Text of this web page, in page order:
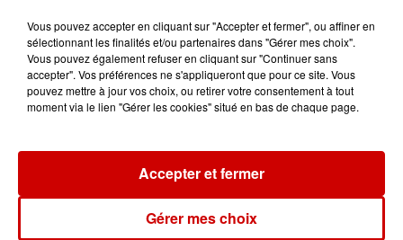
Jeux Voir plus
festival Marché Gourmand 2026
à Coulon !
Vous pouvez accepter en cliquant sur "Accepter et fermer", ou affiner en
sélectionnant les finalités et/ou partenaires dans "Gérer mes choix".
Vous pouvez également refuser en cliquant sur "Continuer sans
accepter". Vos préférences ne s'appliqueront que pour ce site. Vous
pouvez mettre à jour vos choix, ou retirer votre consentement à tout
moment via le lien "Gérer les cookies" situé en bas de chaque page.
Gérer mes choix
Accepter et fermer